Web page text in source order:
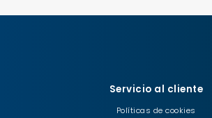
Servicio al cliente
Políticas de cookies